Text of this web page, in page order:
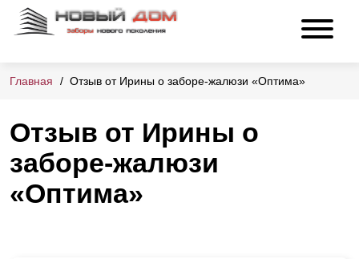
Главная Отзыв от Ирины о заборе-жалюзи «Оптима»
Отзыв от Ирины о
заборе-жалюзи
«Оптима»